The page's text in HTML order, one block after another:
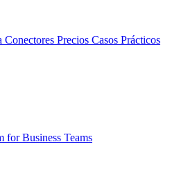
Conectores Precios Casos Prácticos
for Business Teams